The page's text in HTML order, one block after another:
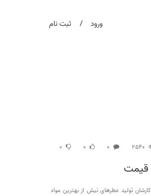
ورود / ثبت نام
2540
0
0
0
قیمت
تولید عطرهای نیش از بهترین مواد